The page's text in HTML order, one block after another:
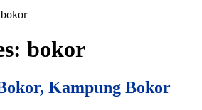
bokor
Kampung Bokor